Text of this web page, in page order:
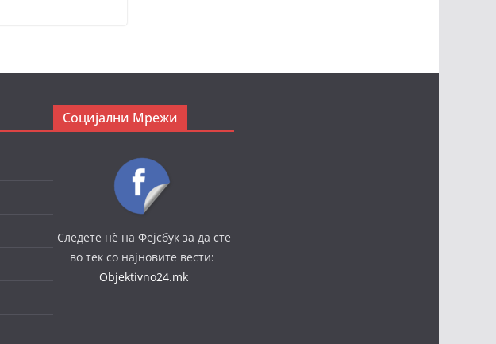
Социјални Мрежи
Следете нè на Фејсбук за да сте
во тек со најновите вести:
Objektivno24.mk